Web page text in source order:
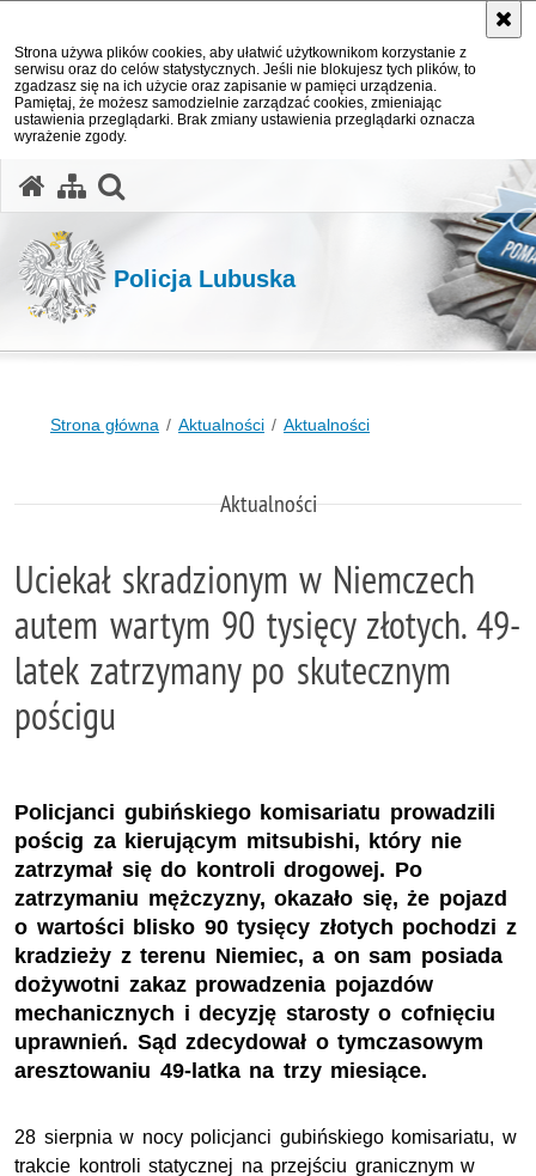
Strona używa plików cookies, aby ułatwić użytkownikom korzystanie z
serwisu oraz do celów statystycznych. Jeśli nie blokujesz tych plików, to
zgadzasz się na ich użycie oraz zapisanie w pamięci urządzenia.
Pamiętaj, że możesz samodzielnie zarządzać cookies, zmieniając
ustawienia przeglądarki. Brak zmiany ustawienia przeglądarki oznacza
wyrażenie zgody.
Policja Lubuska
Strona główna Aktualności Aktualności
Aktualności
Uciekał skradzionym w Niemczech
autem wartym 90 tysięcy złotych. 49-
latek zatrzymany po skutecznym
pościgu
Policjanci gubińskiego komisariatu prowadzili
pościg za kierującym mitsubishi, który nie
zatrzymał się do kontroli drogowej. Po
zatrzymaniu mężczyzny, okazało się, że pojazd
o wartości blisko 90 tysięcy złotych pochodzi z
kradzieży z terenu Niemiec, a on sam posiada
dożywotni zakaz prowadzenia pojazdów
mechanicznych i decyzję starosty o cofnięciu
uprawnień. Sąd zdecydował o tymczasowym
aresztowaniu 49-latka na trzy miesiące.
28 sierpnia w nocy policjanci gubińskiego komisariatu, w
trakcie kontroli statycznej na przejściu granicznym w